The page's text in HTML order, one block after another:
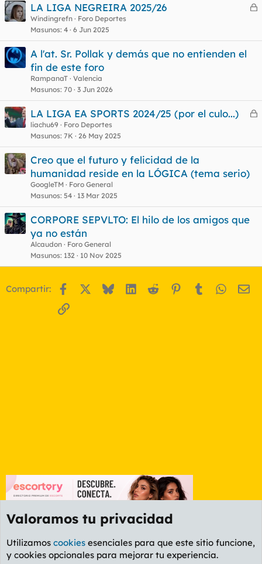
C
r
LA LIGA NEGREIRA 2025/26
Windingrefn
Foro Deportes
Masunos 4 6 Jun 2025
A l'at. Sr. Pollak y demás que no entienden el
fin de este foro
RampanaT Valencia
Masunos 70 3 Jun 2026
C
r
LA LIGA EA SPORTS 2024/25 (por el culo...)
liachu69
Foro Deportes
Masunos 7K 26 May 2025
Creo que el futuro y felicidad de la
humanidad reside en la LÓGICA (tema serio)
GoogleTM
Foro General
Masunos 54 13 Mar 2025
CORPORE SEPVLTO: El hilo de los amigos que
ya no están
Alcaudon
Foro General
Masunos 132 10 Nov 2025
Compartir: Facebook BlueskyLinkedIn
Reddit Pinterest
Tumblr
Enlace
Foro Deportes
Valoramos tu privacidad
Utilizamos cookies esenciales para que este sitio funcione,
y cookies opcionales para mejorar tu experiencia.